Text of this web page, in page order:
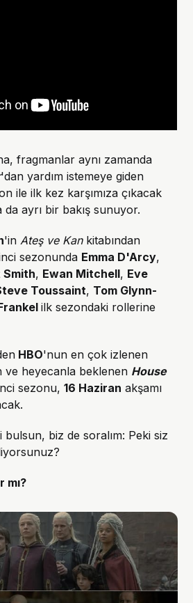
fragmanlar aynı zamanda
'dan yardım istemeye giden
ile ilk kez karşımıza çıkacak
da ayrı bir bakış sunuyor.
'in Ateş ve Kankitabından
sezonunda Emma D'Arcy,
, Ewan Mitchell, Eve
Toussaint, Tom Glynn-
ilk sezondaki rollerine
HBO'nun en çok izlenen
ve heyecanla beklenen House
sezonu,16 Haziran akşamı
biz de soralım: Peki siz
mı?